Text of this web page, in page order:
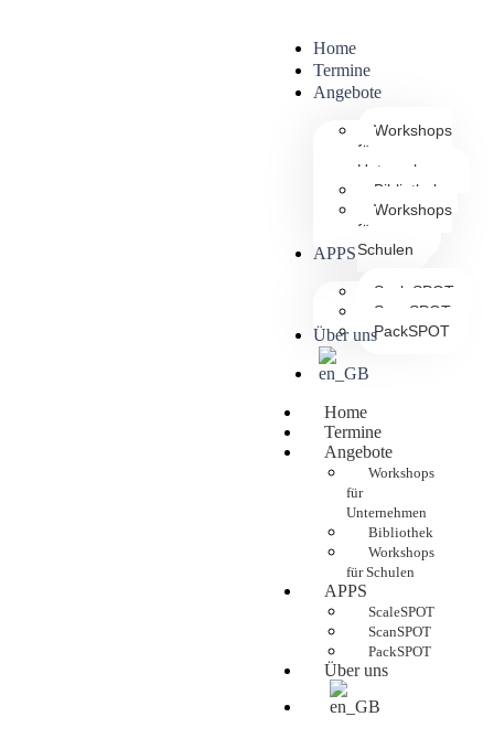
Home
Termine
Angebote
Workshops
für
Unternehmen
Bibliothek
Workshops
für
Schulen
APPS
ScaleSPOT
ScanSPOT
PackSPOT
Über uns
Home
Termine
Angebote
Workshops
für
Unternehmen
Bibliothek
Workshops
für Schulen
APPS
ScaleSPOT
ScanSPOT
PackSPOT
Über uns